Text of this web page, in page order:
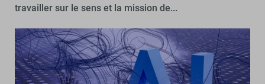
travailler sur le sens et la mission de...